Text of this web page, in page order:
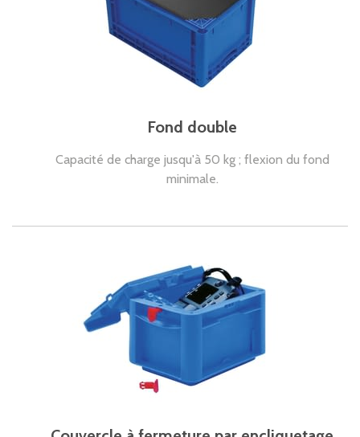
Fond double
Capacité de charge jusqu'à 50 kg ; flexion du fond
minimale.